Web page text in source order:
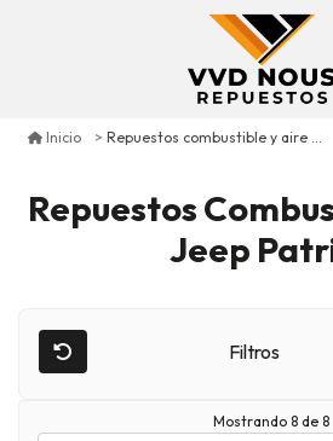
Inicio Repuestos combustible y aire jeep patriot
Repuestos
Jeep
Filtros
Mostrando 8 de 8